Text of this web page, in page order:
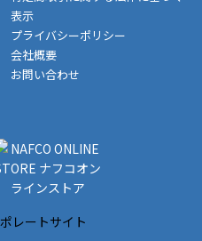
の説明ページをご確認くださ
合
る店舗在庫を使用してご準備
がない場合は店舗よりお取り
備でのお渡しとなる為、商品
納品書は付属しておりませ
にてご連絡させていただきま
表示
プライバシーポリシー
会社概要
お問い合わせ